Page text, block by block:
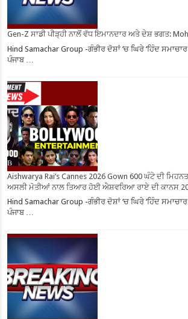
Gen-Z ਸਾਡੀ ਪੀੜ੍ਹੀ ਨਾਲੋਂ ਵੱਧ ਇਮਾਨਦਾਰ ਅਤੇ ਦੇਸ਼ ਭਗਤ:
Hind Samachar Group -ਗੰਭੀਰ ਦੋਸ਼ਾਂ ‘ਚ ਘਿਰੇ ‘ਹਿੰਦ
ਪੰਜਾਬ …
Aishwarya Rai’s Cannes 2026 Gown 600 ਘੰਟੇ ਦੀ
ਅਸਲੀ ਮੋਤੀਆਂ ਨਾਲ ਤਿਆਰ ਹੋਈ ਐਸ਼ਵਰਿਆ ਰਾਏ ਦੀ ਕਾਨਸ
Hind Samachar Group -ਗੰਭੀਰ ਦੋਸ਼ਾਂ ‘ਚ ਘਿਰੇ ‘ਹਿੰਦ
ਪੰਜਾਬ …